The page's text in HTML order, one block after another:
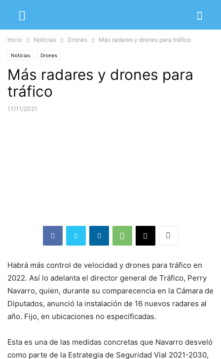
Inicio Noticias Drones Más radares y drones para tráfico
Noticias Drones
Más radares y drones para
tráfico
17/11/2021
Habrá más control de velocidad y drones para tráfico en
2022. Así lo adelanta el director general de Tráfico, Perry
Navarro, quien, durante su comparecencia en la Cámara de
Diputados, anunció la instalación de 16 nuevos radares al
año. Fijo, en ubicaciones no especificadas.
Esta es una de las medidas concretas que Navarro desveló
como parte de la Estrategia de Seguridad Vial 2021-2030,